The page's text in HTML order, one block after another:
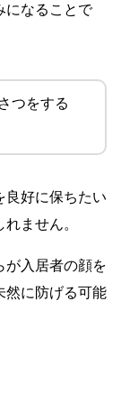
になることで
つをする
良好に保ちたい
ません。
が入居者の顔を
然に防げる可能